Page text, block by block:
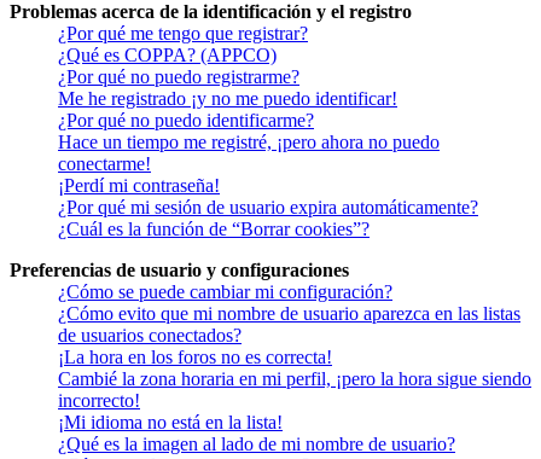
Problemas acerca de la identificación y el registro
¿Por qué me tengo que registrar?
¿Qué es COPPA? (APPCO)
¿Por qué no puedo registrarme?
Me he registrado ¡y no me puedo identificar!
¿Por qué no puedo identificarme?
Hace un tiempo me registré, ¡pero ahora no puedo
conectarme!
¡Perdí mi contraseña!
¿Por qué mi sesión de usuario expira automáticamente?
¿Cuál es la función de “Borrar cookies”?
Preferencias de usuario y configuraciones
¿Cómo se puede cambiar mi configuración?
¿Cómo evito que mi nombre de usuario aparezca en las listas
de usuarios conectados?
¡La hora en los foros no es correcta!
Cambié la zona horaria en mi perfil, ¡pero la hora sigue siendo
incorrecto!
¡Mi idioma no está en la lista!
¿Qué es la imagen al lado de mi nombre de usuario?